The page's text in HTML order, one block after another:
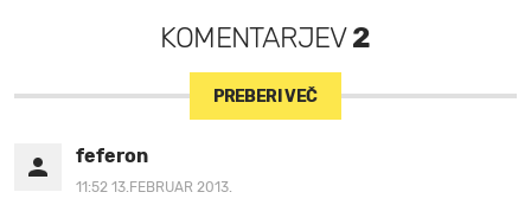
KOMENTARJEV2
PREBERI VEČ
feferon
11:52 13.FEBRUAR 2013.